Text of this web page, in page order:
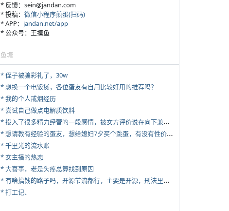
* 反馈：sein@jandan.com
* 投稿： 微信小程序煎蛋(扫码)
* APP： jandan.net/app
* 公众号：王摸鱼
鱼塘
* 侄子被骗彩礼了，30w
* 想换一个电饭煲，各位蛋友有自用比较好用的推荐吗？
* 我的个人戒烟经历
* 尝试自己做点电解质饮料
*
投入了很多精力经营的一段感情，被女方评价说在向下兼容我，感觉有点破防
*
想请教有经验的蛋友，想给媳妇7夕买个跳蛋，有没有性价比高的推荐
* 千里光的流水账
* 女主播的热恋
* 大喜事，老是头疼总算找到原因
*
有啥搞钱的路子吗，开源节流都行，主要是开源，刑法里的咱不做
* 打工记、